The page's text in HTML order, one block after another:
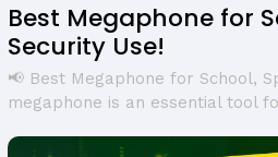
Best Megaphone for
Security Use!
📢 Best Megaphone for School,
megaphone is an essential tool